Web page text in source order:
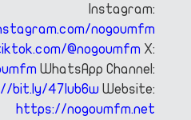
Instagram:
nogoumfm
@nogoumfm X:
WhatsApp Channel:
bit.ly/47Iub6w Website:
https://nogoumfm.net